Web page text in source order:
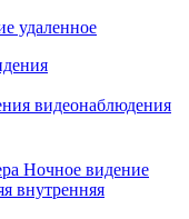
видеонаблюдения